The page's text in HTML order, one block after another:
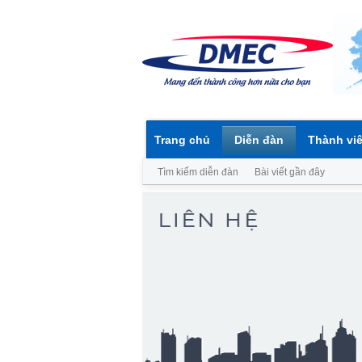
Trang chủ Diễn đàn
Tìm kiếm diễn đàn Bài viết gần đây
Thành